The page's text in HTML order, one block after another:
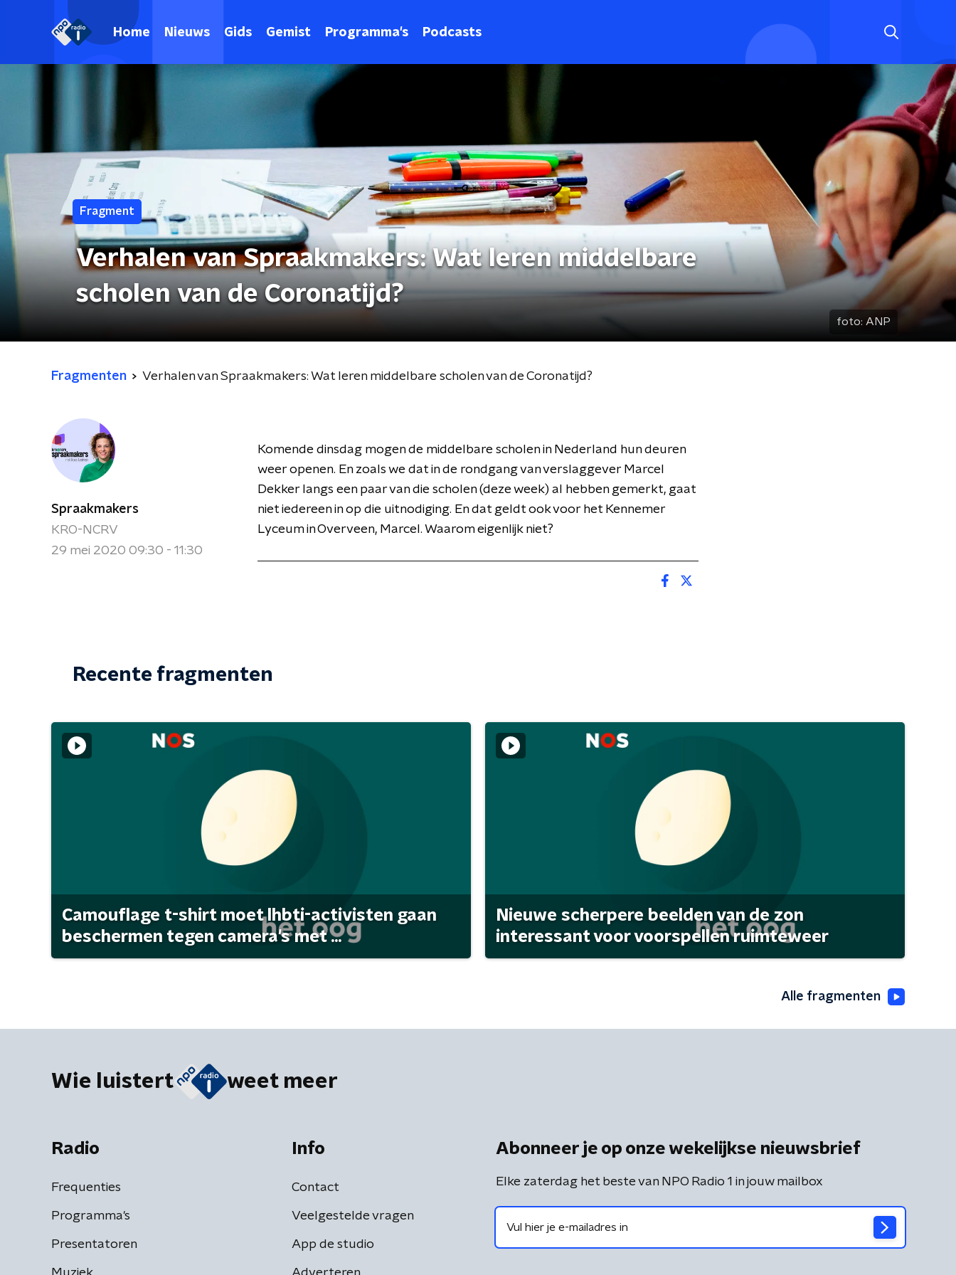
Home Nieuws Gids Gemist Programma's Podcasts
Fragment
Verhalen van Spraakmakers: Wat leren middelbare
scholen van de Coronatijd?
foto: ANP
Fragmenten Verhalen van Spraakmakers: Wat leren middelbare scholen van de Coronatijd?
Spraakmakers
KRO-NCRV
29 mei 2020 09:30 - 11:30
Komende dinsdag mogen de middelbare scholen in Nederland hun deuren
weer openen. En zoals we dat in de rondgang van verslaggever Marcel
Dekker langs een paar van die scholen (deze week) al hebben gemerkt, gaat
niet iedereen in op die uitnodiging. En dat geldt ook voor het Kennemer
Lyceum in Overveen, Marcel. Waarom eigenlijk niet?
Recente fragmenten
Camouflage t-shirt moet lhbti-activisten gaan
beschermen tegen camera's met ...
Nieuwe scherpere beelden van de zon
interessant voor voorspellen ruimteweer
Alle fragmenten
Wie luistert weet meer
Radio
Frequenties
Programma's
Presentatoren
Info
Contact
Veelgestelde vragen
App de studio
Abonneer je op onze wekelijkse nieuwsbrief
Elke zaterdag het beste van NPO Radio 1 in jouw mailbox